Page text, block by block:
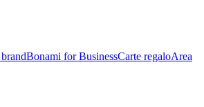
Bonami for BusinessCarte regaloArea